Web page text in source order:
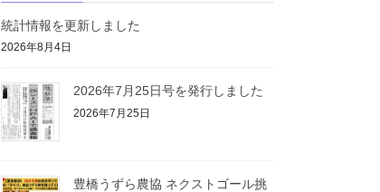
統計情報を更新しました
2026年8月4日
2026年7月25日号を発行しました
2026年7月25日
豊橋うずら農協 ネクストゴール挑